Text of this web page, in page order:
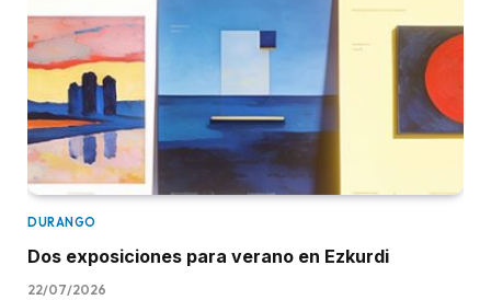
DURANGO
Dos exposiciones para verano en Ezkurdi
22/07/2026